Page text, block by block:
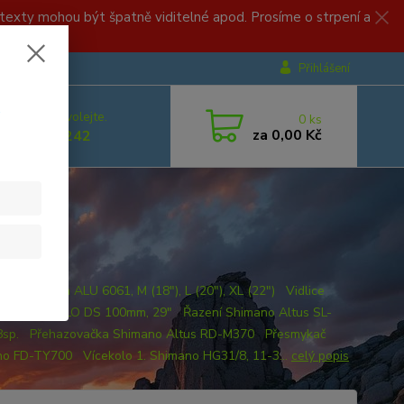
mohou být špatně viditelné apod. Prosíme o strpení a
Přihlášení
rady? Zavolejte.
499 892 242
0 ks
za 0,00 Kč
Rám ALU 6061, M (18"), L (20"), XL (22") Vidlice
XCT30, HLO DS 100mm, 29" Řazení Shimano Altus SL-
Přehazovačka Shimano Altus RD-M370 Přesmykač
FD-TY700 Vícekolo 1. Shimano HG31/8, 11-3... celý popis